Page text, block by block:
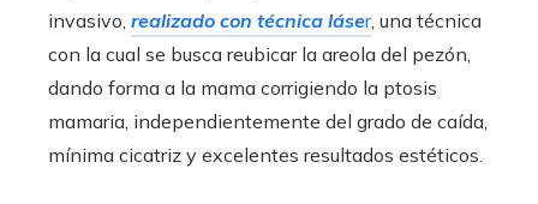
invasivo, realizado con técnica láser, una técnica
con la cual se busca reubicar la areola del pezón,
dando forma a la mama corrigiendo la ptosis
mamaria, independientemente del grado de caída,
mínima cicatriz y excelentes resultados estéticos.